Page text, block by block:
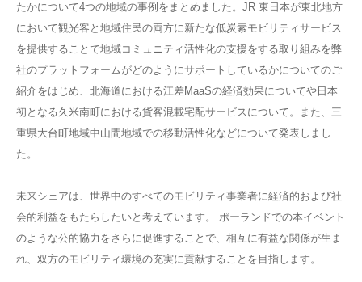
たかについて4つの地域の事例をまとめました。JR 東日本が東北地方
において観光客と地域住民の両方に新たな低炭素モビリティサービス
を提供することで地域コミュニティ活性化の支援をする取り組みを弊
社のプラットフォームがどのようにサポートしているかについてのご
紹介をはじめ、北海道における江差MaaSの経済効果についてや日本
初となる久米南町における貨客混載宅配サービスについて。また、三
重県大台町地域中山間地域での移動活性化などについて発表しまし
た。
未来シェアは、世界中のすべてのモビリティ事業者に経済的および社
会的利益をもたらしたいと考えています。 ポーランドでの本イベント
のような公的協力をさらに促進することで、相互に有益な関係が生ま
れ、双方のモビリティ環境の充実に貢献することを目指します。